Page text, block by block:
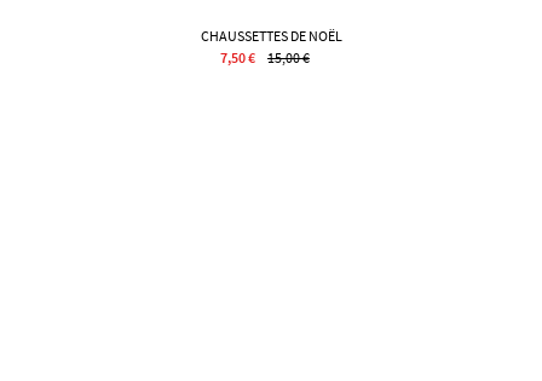
CHAUSSETTES DE NOËL
7,50 €
15,00 €